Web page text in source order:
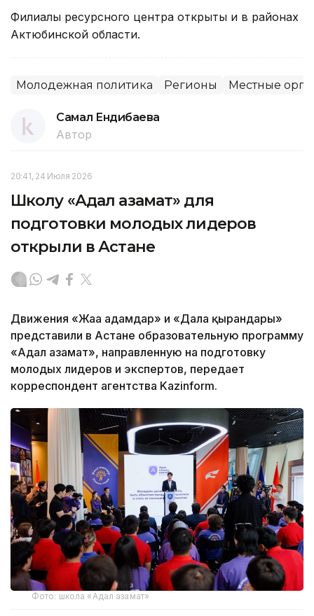
Филиалы ресурсного центра открыты и в районах
Актюбинской области.
Молодежная политика Регионы Местные
Самал Ендибаева
Автор
20:41, 24 Июля 2026
Школу «Адал азамат» для
подготовки молодых лидеров
открыли в Астане
Движения «Жаңа адамдар» и «Дала қырандары»
представили в Астане образовательную программу
«Адал азамат», направленную на подготовку
молодых лидеров и экспертов, передает
корреспондент агентства Kazinform.
Фото: школа «Адал азамат»